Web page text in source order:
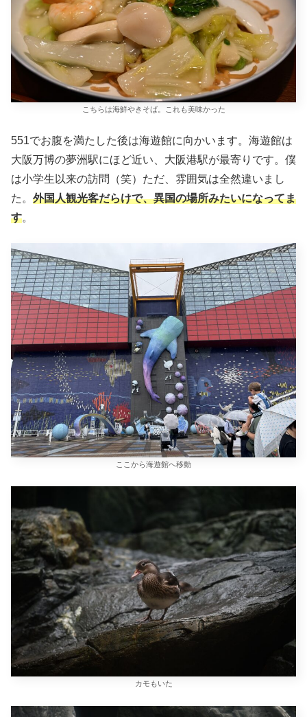
こちらは海鮮やきそば。これも美味かった
551でお腹を満たした後は海遊館に向かいます。海遊館は
大阪万博の夢洲駅にほど近い、大阪港駅が最寄りです。僕
は小学生以来の訪問（笑）ただ、雰囲気は全然違いまし
た。 外国人観光客だらけで、異国の場所みたいになってま
す。
ここから海遊館へ移動
カモもいた